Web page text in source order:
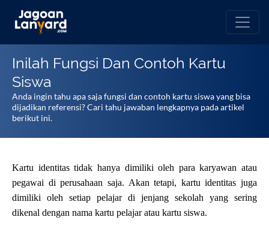
Inilah Fungsi Dan Contoh Kartu
Siswa
Anda ingin tahu apa saja fungsi dan contoh kartu siswa yang bisa
dijadikan referensi? Cari tahu jawaban lengkapnya pada artikel
berikut ini.
Kartu identitas tidak hanya dimiliki oleh para karyawan atau
pegawai di perusahaan saja. Akan tetapi, kartu identitas juga
dimiliki oleh setiap pelajar di jenjang sekolah yang sering
dikenal dengan nama kartu pelajar atau kartu siswa.